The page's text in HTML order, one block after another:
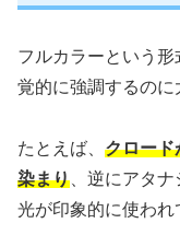
フルカラーという
覚的に強調するのに
たとえば、 クロード
染まり、逆にアタ
光が印象的に使われ